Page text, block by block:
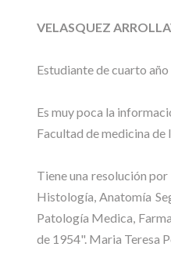
VELASQUEZ
Estudiante de cuarto
Es muy poca la
Facultad de medicina de
Tiene una resolución
Histología, Anatomía
Patología Medica,
de 1954". Maria Teresa